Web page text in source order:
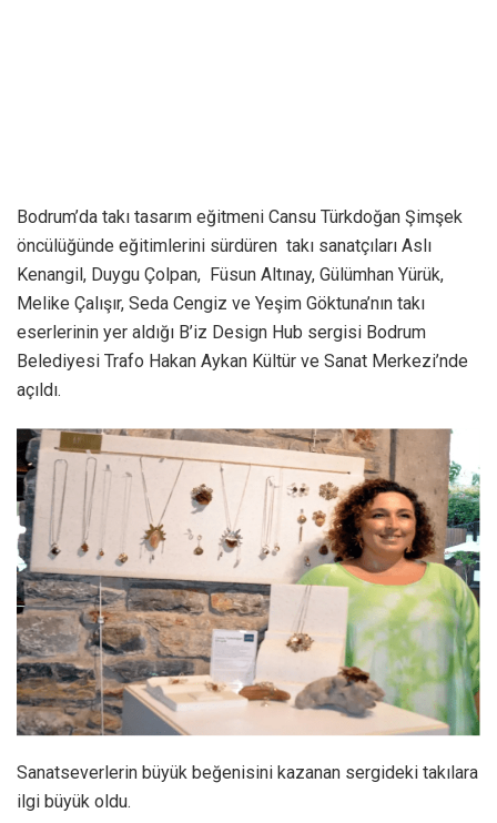
Bodrum’da takı tasarım eğitmeni Cansu Türkdoğan Şimşek
öncülüğünde eğitimlerini sürdüren takı sanatçıları Aslı
Kenangil, Duygu Çolpan, Füsun Altınay, Gülümhan Yürük,
Melike Çalışır, Seda Cengiz ve Yeşim Göktuna’nın takı
eserlerinin yer aldığı B’iz Design Hub sergisi Bodrum
Belediyesi Trafo Hakan Aykan Kültür ve Sanat Merkezi’nde
açıldı.
Sanatseverlerin büyük beğenisini kazanan sergideki takılara
ilgi büyük oldu.